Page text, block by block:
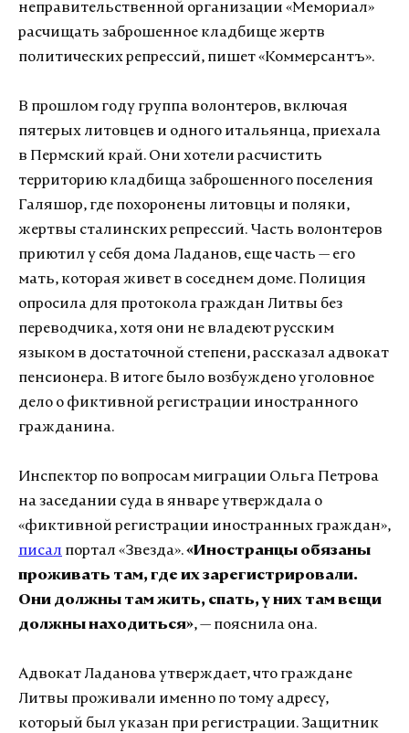
неправительственной организации «Мемориал»
расчищать заброшенное кладбище жертв
политических репрессий, пишет «Коммерсантъ».
В прошлом году группа волонтеров, включая
пятерых литовцев и одного итальянца, приехала
в Пермский край. Они хотели расчистить
территорию кладбища заброшенного поселения
Галяшор, где похоронены литовцы и поляки,
жертвы сталинских репрессий. Часть волонтеров
приютил у себя дома Ладанов, еще часть — его
мать, которая живет в соседнем доме. Полиция
опросила для протокола граждан Литвы без
переводчика, хотя они не владеют русским
языком в достаточной степени, рассказал адвокат
пенсионера. В итоге было возбуждено уголовное
дело о фиктивной регистрации иностранного
гражданина.
Инспектор по вопросам миграции Ольга Петрова
на заседании суда в январе утверждала о
«фиктивной регистрации иностранных граждан»,
писал портал «Звезда».«Иностранцы обязаны
проживать там, где их зарегистрировали.
Они должны там жить, спать, у них там вещи
должны находиться», — пояснила она.
Адвокат Ладанова утверждает, что граждане
Литвы проживали именно по тому адресу,
который был указан при регистрации. Защитник